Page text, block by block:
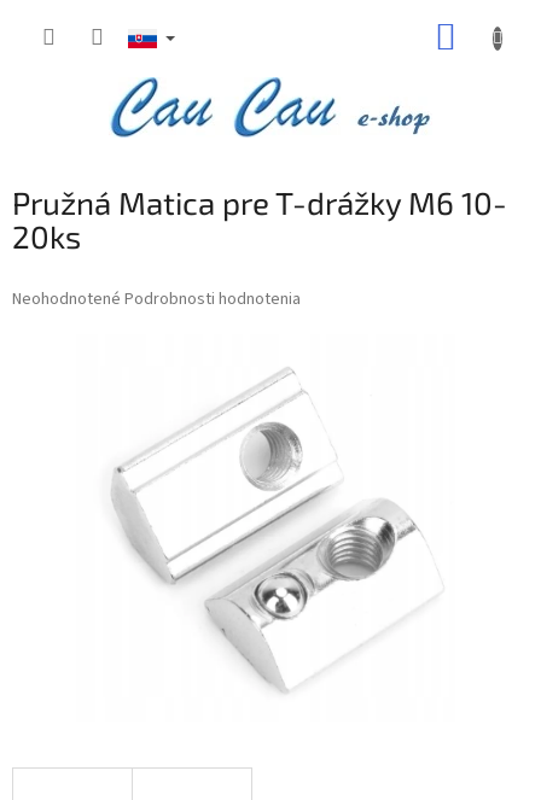
Pružná Matica pre T-drážky M6 10-
20ks
Priemerné
Neohodnotené Podrobnosti hodnotenia